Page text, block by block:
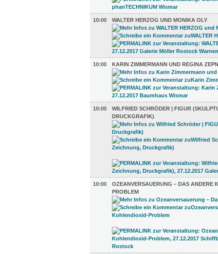
10:00 WALTER HERZOG UND MONIKA OLY
10:00 KARIN ZIMMERMANN UND REGINA
10:00
WILFRIED SCHRÖDER | FIGUR
DRUCKGRAFIK)
10:00
OZEANVERSAUERUNG – DAS ANDERE
PROBLEM